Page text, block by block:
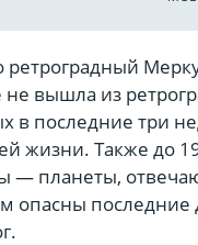
ретроградный
вышла из
в последние три
жизни. Также до
— планеты,
опасны